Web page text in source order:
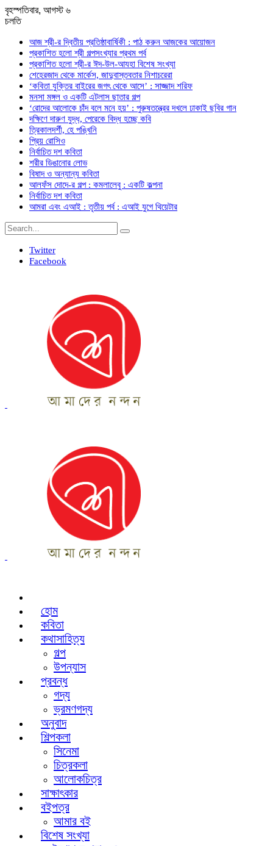
বৃহস্পতিবার, আগস্ট ৬
চলতি
আজ শ্রী-র দ্বিতীয় প্রতিষ্ঠাবার্ষিকী : পাঠ করুন আজকের আয়োজন
প্রকাশিত হলো শ্রী গল্পসংখ্যার প্রথম পর্ব
প্রকাশিত হলো শ্রী-র ঈদ-উল-আযহা বিশেষ সংখ্যা
শেহেরজাদ থেকে মার্কেস, জাদুবাস্তবতার নিশাচরেরা
‘কবিতা যুক্তির বাইরের জগৎ থেকে আসে’ : সাজ্জাদ শরিফ
মনসা মঙ্গল ও একটি এটলাস ছাতার গল্প
‘রোদের আলোকে চাঁদ বলে মনে হয়’ : পুরুষতন্ত্রের দখলে ঢাকাই ছবির গান
দক্ষিণে দারুণ যুদ্ধ, পেরেকে বিদ্ধ হচ্ছে কবি
ত্রিকালদর্শী, হে পঙ্খিনি
প্রিয় রোসিও
নির্বাচিত দশ কবিতা
শরীর ডিঙানোর লোভ
বিষাদ ও অন্যান্য কবিতা
আলফঁস দোদে-র গল্প : কমলালেবু : একটি কল্পনা
নির্বাচিত দশ কবিতা
আমরা এবং এআই : তৃতীয় পর্ব : এআই যুগে থিয়েটার
Twitter
Facebook
হোম
কবিতা
কথাসাহিত্য
গল্প
উপন্যাস
প্রবন্ধ
গদ্য
ভ্রমণগদ্য
অনুবাদ
শিল্পকলা
সিনেমা
চিত্রকলা
আলোকচিত্র
সাক্ষাৎকার
বইপত্র
আমার বই
বিশেষ সংখ্যা